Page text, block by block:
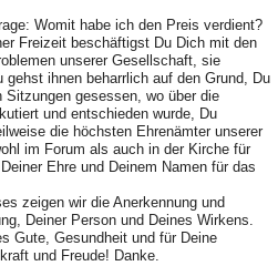
Womit habe ich den Preis verdient?
Freizeit beschäftigst Du Dich mit den
unserer Gesellschaft, sie
ihnen beharrlich auf den Grund, Du
gesessen, wo über die
und entschieden wurde, Du
die höchsten Ehrenämter unserer
im Forum als auch in der Kirche für
Ehre und Deinem Namen für das
zeigen wir die Anerkennung und
Deiner Person und Deines Wirkens.
Gute, Gesundheit und für Deine
und Freude! Danke.